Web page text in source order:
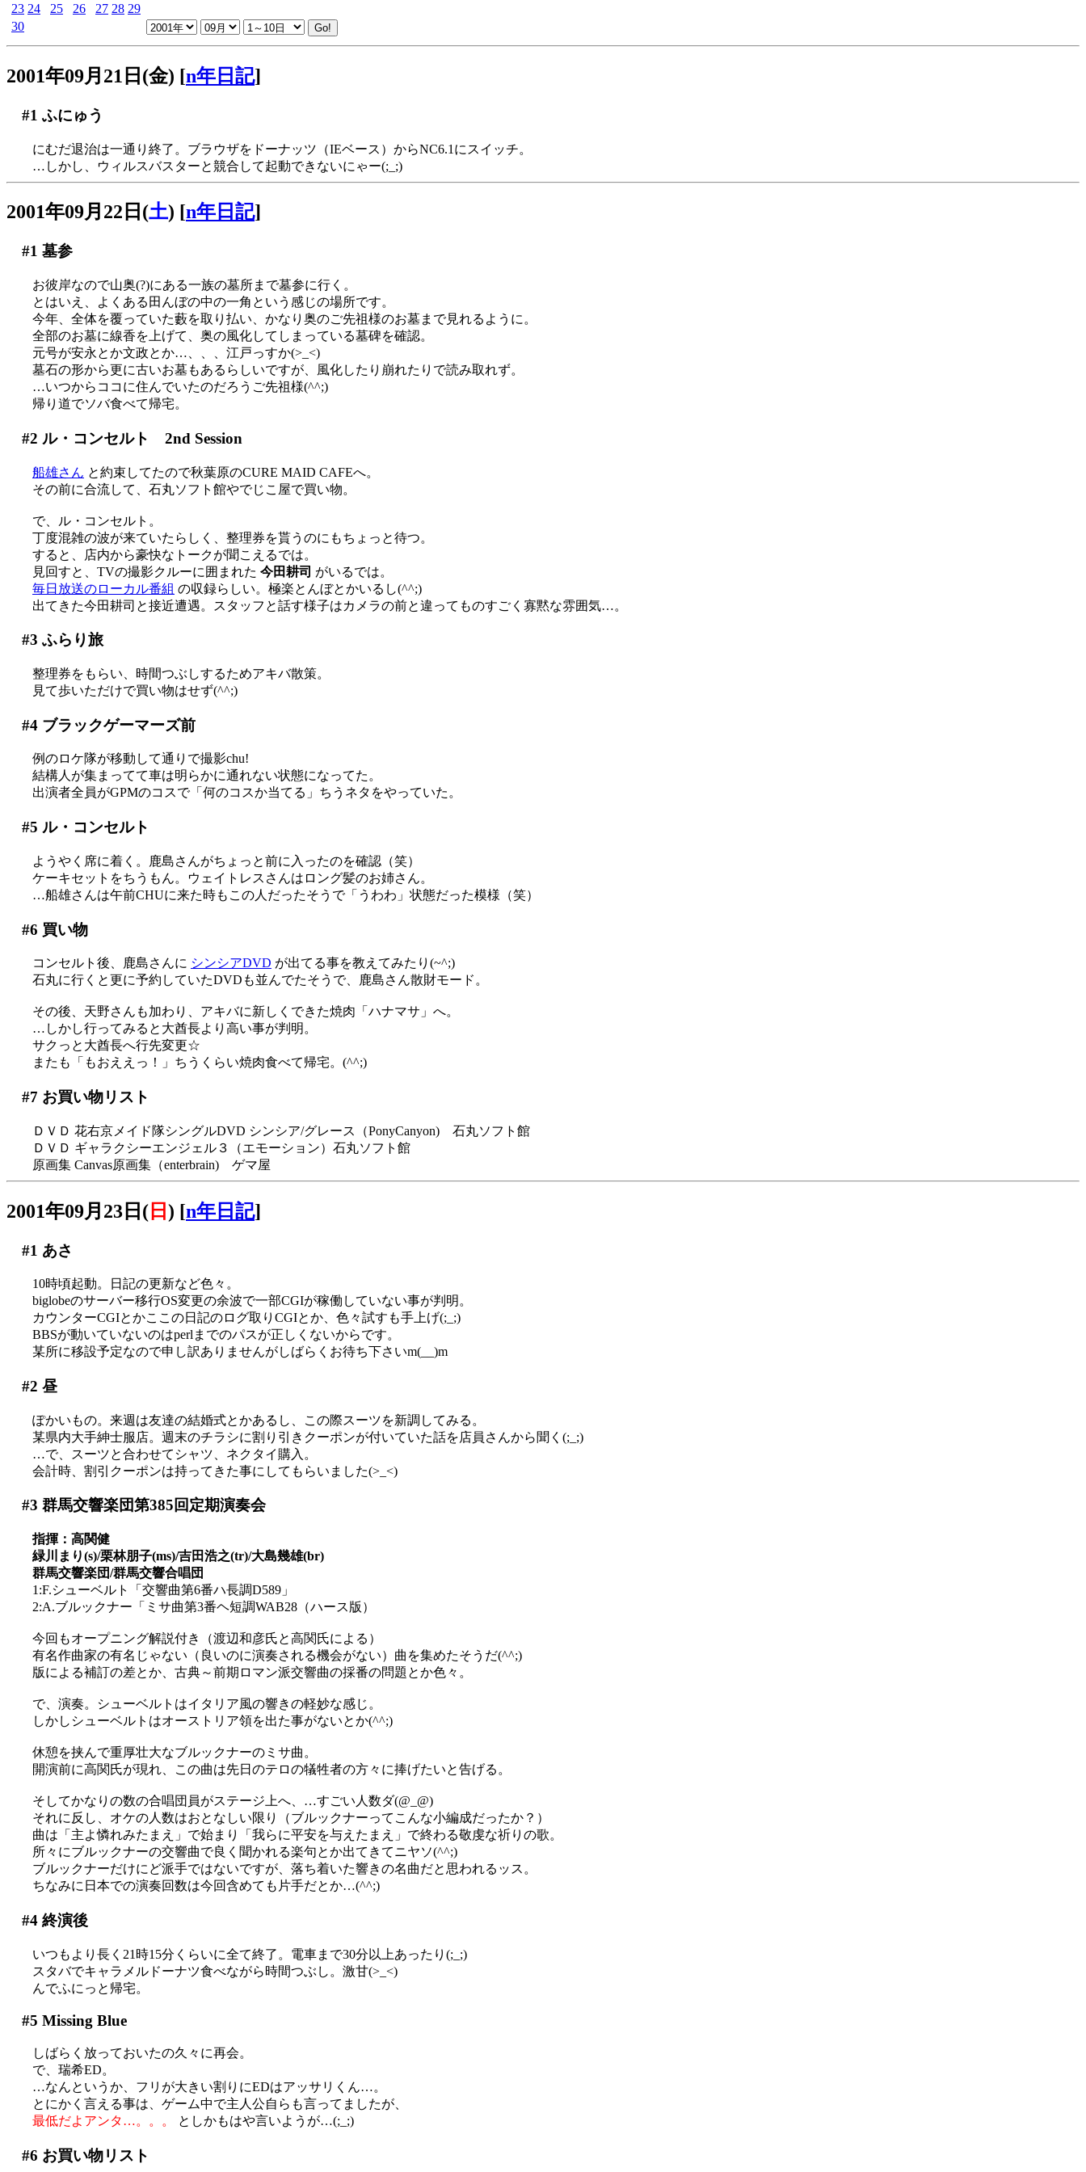
23 24 25 26 27 28 29
30
2001年09月21日(金) [n年日記]
#1 ふにゅう
にむだ退治は一通り終了。ブラウザをドーナッツ（IEベース）からNC6.1にスイッチ。
…しかし、ウィルスバスターと競合して起動できないにゃー(;_;)
2001年09月22日(土) [n年日記]
#1 墓参
お彼岸なので山奥(?)にある一族の墓所まで墓参に行く。
とはいえ、よくある田んぼの中の一角という感じの場所です。
今年、全体を覆っていた藪を取り払い、かなり奥のご先祖様のお墓まで見れるように。
全部のお墓に線香を上げて、奥の風化してしまっている墓碑を確認。
元号が安永とか文政とか…、、、江戸っすか(>_<)
墓石の形から更に古いお墓もあるらしいですが、風化したり崩れたりで読み取れず。
…いつからココに住んでいたのだろうご先祖様(^^;)
帰り道でソバ食べて帰宅。
#2 ル・コンセルト 2nd Session
船雄さん と約束してたので秋葉原のCURE MAID CAFEへ。
その前に合流して、石丸ソフト館やでじこ屋で買い物。
で、ル・コンセルト。
丁度混雑の波が来ていたらしく、整理券を貰うのにもちょっと待つ。
すると、店内から豪快なトークが聞こえるでは。
見回すと、TVの撮影クルーに囲まれた 今田耕司 がいるでは。
毎日放送のローカル番組 の収録らしい。極楽とんぼとかいるし(^^;)
出てきた今田耕司と接近遭遇。スタッフと話す様子はカメラの前と違ってものすごく寡黙な雰囲気…。
#3 ふらり旅
整理券をもらい、時間つぶしするためアキバ散策。
見て歩いただけで買い物はせず(^^;)
#4ブラックゲーマーズ前
例のロケ隊が移動して通りで撮影chu!
結構人が集まってて車は明らかに通れない状態になってた。
出演者全員がGPMのコスで「何のコスか当てる」ちうネタをやっていた。
#5 ル・コンセルト
ようやく席に着く。鹿島さんがちょっと前に入ったのを確認（笑）
ケーキセットをちうもん。ウェイトレスさんはロング髪のお姉さん。
…船雄さんは午前CHUに来た時もこの人だったそうで「うわわ」状態だった模様（笑）
#6 買い物
コンセルト後、鹿島さんに シンシアDVD が出てる事を教えてみたり(~^;)
石丸に行くと更に予約していたDVDも並んでたそうで、鹿島さん散財モード。
その後、天野さんも加わり、アキバに新しくできた焼肉「ハナマサ」へ。
…しかし行ってみると大酋長より高い事が判明。
サクっと大酋長へ行先変更☆
またも「もおええっ！」ちうくらい焼肉食べて帰宅。(^^;)
#7 お買い物リスト
ＤＶＤ 花右京メイド隊シングルDVD シンシア/グレース（PonyCanyon) 石丸ソフト館
ＤＶＤ ギャラクシーエンジェル３（エモーション）石丸ソフト館
原画集 Canvas原画集（enterbrain) ゲマ屋
2001年09月23日( 日 ) [n年日記]
#1 あさ
10時頃起動。日記の更新など色々。
biglobeのサーバー移行OS変更の余波で一部CGIが稼働していない事が判明。
カウンターCGIとかここの日記のログ取りCGIとか、色々試すも手上げ(;_;)
BBSが動いていないのはperlまでのパスが正しくないからです。
某所に移設予定なので申し訳ありませんがしばらくお待ち下さいm(__)m
#2 昼
ぽかいもの。来週は友達の結婚式とかあるし、この際スーツを新調してみる。
某県内大手紳士服店。週末のチラシに割り引きクーポンが付いていた話を店員さんから聞く(;_;)
…で、スーツと合わせてシャツ、ネクタイ購入。
会計時、割引クーポンは持ってきた事にしてもらいました(>_<)
#3 群馬交響楽団第385回定期演奏会
指揮：高関健
緑川まり(s)/栗林朋子(ms)/吉田浩之(tr)/大島幾雄(br)
群馬交響楽団/群馬交響合唱団
1:F.シューベルト「交響曲第6番ハ長調D589」
2:A.ブルックナー「ミサ曲第3番ヘ短調WAB28（ハース版）
今回もオープニング解説付き（渡辺和彦氏と高関氏による）
有名作曲家の有名じゃない（良いのに演奏される機会がない）曲を集めたそうだ(^^;)
版による補訂の差とか、古典～前期ロマン派交響曲の採番の問題とか色々。
で、演奏。シューベルトはイタリア風の響きの軽妙な感じ。
しかしシューベルトはオーストリア領を出た事がないとか(^^;)
休憩を挟んで重厚壮大なブルックナーのミサ曲。
開演前に高関氏が現れ、この曲は先日のテロの犠牲者の方々に捧げたいと告げる。
そしてかなりの数の合唱団員がステージ上へ、…すごい人数ダ(@_@)
それに反し、オケの人数はおとなしい限り（ブルックナーってこんな小編成だったか？）
曲は「主よ憐れみたまえ」で始まり「我らに平安を与えたまえ」で終わる敬虔な祈りの歌。
所々にブルックナーの交響曲で良く聞かれる楽句とか出てきてニヤソ(^^;)
ブルックナーだけにど派手ではないですが、落ち着いた響きの名曲だと思われるッス。
ちなみに日本での演奏回数は今回含めても片手だとか…(^^;)
#4終演後
いつもより長く21時15分くらいに全て終了。電車まで30分以上あったり(;_;)
スタバでキャラメルドーナツ食べながら時間つぶし。激甘(>_<)
んでふにっと帰宅。
#5 Missing Blue
しばらく放っておいたの久々に再会。
で、瑞希ED。
…なんというか、フリが大きい割りにEDはアッサリくん…。
とにかく言える事は、ゲーム中で主人公自らも言ってましたが、
最低だよアンタ…。。。
としかもはや言いようが…(;_;)
#6 お買い物リスト